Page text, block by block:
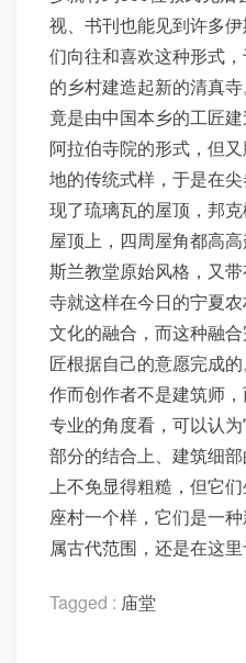
视、书刊也能见到许多
们向往和喜欢这种形式
的乡村建造起新的清真
竟是由中国本乡的工匠
阿拉伯寺院的形式，但
地的传统式样，于是在
现了琉璃瓦的屋顶，邦
屋顶上，四周屋角都高
斯兰教堂原始风格，又
寺就这样在今日的宁夏
文化的融合，而这种融
匠根据自己的意愿完成
作而创作者不是建筑师
专业的角度看，可以认
部分的结合上、建筑细
上不免显得粗糙，但它
座村一个样，它们是一
属古代范围，还是在这里
Tagged : 庙堂